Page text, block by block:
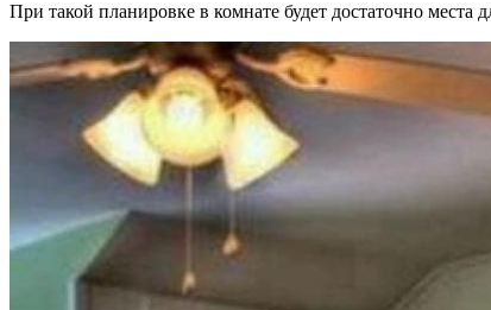
При такой планировке в комнате будет достаточно места